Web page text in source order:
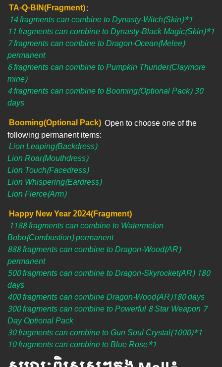
TA-Q-BIN(Fragment):
14 fragments can combine to Dynasty-Witch(Skin)*1
11 fragments can combine to Dynasty-Black Magic(Skin)*1
7 fragments can combine to Dragon-Ocean(Melee)
permanent
6 fragments can combine to Pumpkin Thunder(Claymore
mine)
4 fragments can combine to Booming(Optional Pack) 30
days
Booming(Optional Pack) Open to choose one of the
following permanent items:
Lion Leaping(Backdress)
Lion Roar(Mouthdress)
Lion Touch(Facedress)
Lion Whispering(Eardress)
Lion Fierce(Arm)
Happy New Year 2024(Fragment)
1188 fragments can combine to Watermelon
Bobo(Combustion) permanent
888 fragments can combine to Dragon-Wood(AR)
permanent
500 fragments can combine to Dragon-Skyrocket(AR) 180
days
400 fragments can combine Dragon-Wood(AR)180 days
300 fragments can combine to Powerful 8 Star Weapon 7
Day Optional Pack
30 fragments can combine to Gun Soul Crystal(1000)*1
10 fragments can combine to Blue Rose*1